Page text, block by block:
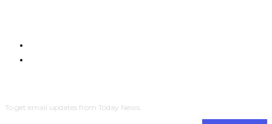
To get email updates from Today News.